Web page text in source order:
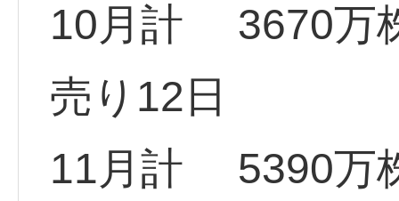
10月計 3670万
売り12日
11月計 5390万